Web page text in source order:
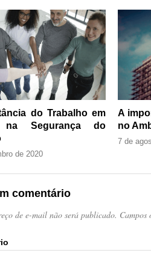
do Trabalho em
na Segurança do
de 2020
A
no
7 de
comentário
de e-mail não será publicado. Campos